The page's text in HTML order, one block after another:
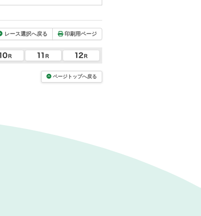
レース選択へ戻る 印刷用ページ
ページトップへ戻る